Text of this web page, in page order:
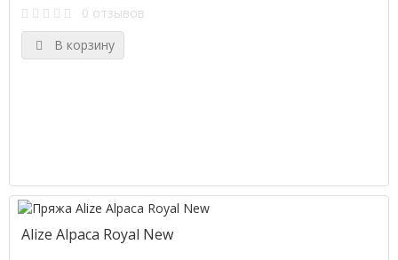
0 отзывов
В корзину
Alize Alpaca Royal New